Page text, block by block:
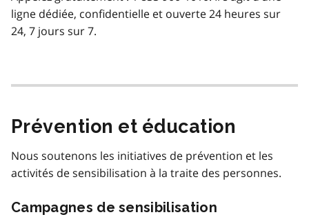
ligne dédiée, confidentielle et ouverte 24 heures sur
24, 7 jours sur 7.
Prévention et éducation
Nous soutenons les initiatives de prévention et les
activités de sensibilisation à la traite des personnes.
Campagnes de sensibilisation